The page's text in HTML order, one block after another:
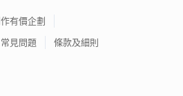
有價企劃
常見問題 條款及細則